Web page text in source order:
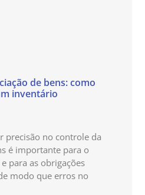
de bens: como
inventário
precisão no controle da
é importante para o
para as obrigações
modo que erros no